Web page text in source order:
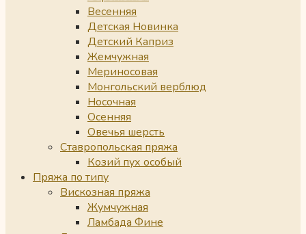
Весенняя
Детская Новинка
Детский Каприз
Жемчужная
Мериносовая
Монгольский верблюд
Носочная
Осенняя
Овечья шерсть
Ставропольская пряжа
Козий пух особый
Пряжа по типу
Вискозная пряжа
Жумчужная
Ламбада Фине